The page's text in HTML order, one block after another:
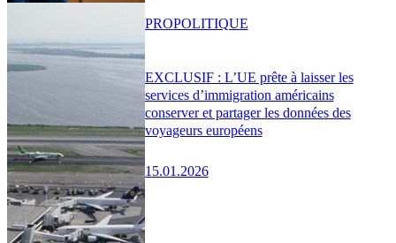
EXCLUSIF : L’UE prête à laisser les
services d’immigration américains
conserver et partager les données des
voyageurs européens
15.01.2026
PROPOLITIQUE